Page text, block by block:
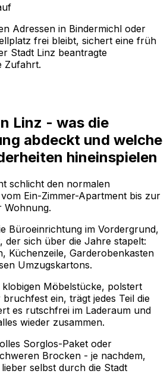
Adressen in Bindermichl oder
frei bleibt, sichert eine früh
Stadt Linz beantragte
Zufahrt.
Linz - was die
abdeckt und welche
hineinspielen
schlicht den normalen
Ein-Zimmer-Apartment bis zur
Wohnung.
Büroeinrichtung im Vordergrund,
der sich über die Jahre stapelt:
Küchenzeile, Garderobenkasten
Umzugskartons.
Möbelstücke, polstert
ein, trägt jedes Teil die
es rutschfrei im Laderaum und
wieder zusammen.
Sorglos-Paket oder
Brocken - je nachdem,
selbst durch die Stadt